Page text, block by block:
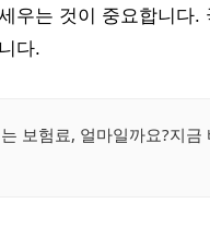
우는 것이 중요합니다.
다.
보험료, 얼마일까요?지